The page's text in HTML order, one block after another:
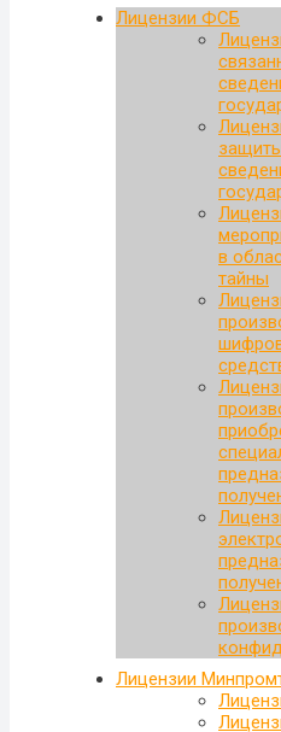
Лицензии ФСБ
в
тайны
Лицензии